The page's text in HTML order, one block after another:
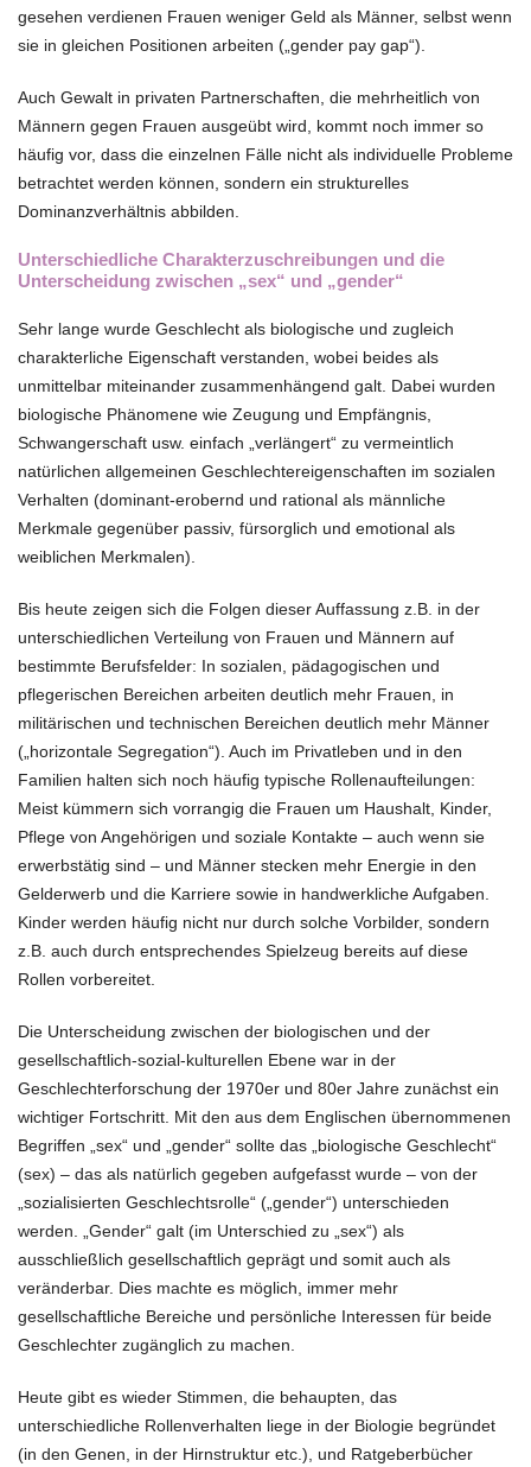
gesehen verdienen Frauen weniger Geld als Männer, selbst wenn
sie in gleichen Positionen arbeiten („gender pay gap“).
Auch Gewalt in privaten Partnerschaften, die mehrheitlich von
Männern gegen Frauen ausgeübt wird, kommt noch immer so
häufig vor, dass die einzelnen Fälle nicht als individuelle Probleme
betrachtet werden können, sondern ein strukturelles
Dominanzverhältnis abbilden.
Unterschiedliche Charakterzuschreibungen und die
Unterscheidung zwischen „sex“ und „gender“
Sehr lange wurde Geschlecht als biologische und zugleich
charakterliche Eigenschaft verstanden, wobei beides als
unmittelbar miteinander zusammenhängend galt. Dabei wurden
biologische Phänomene wie Zeugung und Empfängnis,
Schwangerschaft usw. einfach „verlängert“ zu vermeintlich
natürlichen allgemeinen Geschlechtereigenschaften im sozialen
Verhalten (dominant-erobernd und rational als männliche
Merkmale gegenüber passiv, fürsorglich und emotional als
weiblichen Merkmalen).
Bis heute zeigen sich die Folgen dieser Auffassung z.B. in der
unterschiedlichen Verteilung von Frauen und Männern auf
bestimmte Berufsfelder: In sozialen, pädagogischen und
pflegerischen Bereichen arbeiten deutlich mehr Frauen, in
militärischen und technischen Bereichen deutlich mehr Männer
(„horizontale Segregation“). Auch im Privatleben und in den
Familien halten sich noch häufig typische Rollenaufteilungen:
Meist kümmern sich vorrangig die Frauen um Haushalt, Kinder,
Pflege von Angehörigen und soziale Kontakte – auch wenn sie
erwerbstätig sind – und Männer stecken mehr Energie in den
Gelderwerb und die Karriere sowie in handwerkliche Aufgaben.
Kinder werden häufig nicht nur durch solche Vorbilder, sondern
z.B. auch durch entsprechendes Spielzeug bereits auf diese
Rollen vorbereitet.
Die Unterscheidung zwischen der biologischen und der
gesellschaftlich-sozial-kulturellen Ebene war in der
Geschlechterforschung der 1970er und 80er Jahre zunächst ein
wichtiger Fortschritt. Mit den aus dem Englischen übernommenen
Begriffen „sex“ und „gender“ sollte das „biologische Geschlecht“
(sex) – das als natürlich gegeben aufgefasst wurde – von der
„sozialisierten Geschlechtsrolle“ („gender“) unterschieden
werden. „Gender“ galt (im Unterschied zu „sex“) als
ausschließlich gesellschaftlich geprägt und somit auch als
veränderbar. Dies machte es möglich, immer mehr
gesellschaftliche Bereiche und persönliche Interessen für beide
Geschlechter zugänglich zu machen.
Heute gibt es wieder Stimmen, die behaupten, das
unterschiedliche Rollenverhalten liege in der Biologie begründet
(in den Genen, in der Hirnstruktur etc.), und Ratgeberbücher